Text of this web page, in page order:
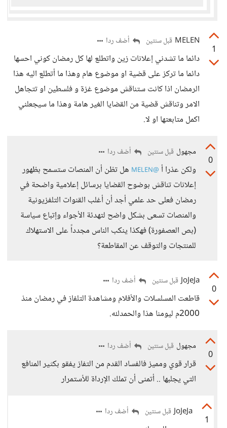
1
MELEN قبل سنتين أضف ردا
دائما ما تشدني إعلانات زين واتطلع لها كل رمضان كوني احسها
دائما ما تركز على قضية او موضوع هام وهذا ما أتطلع اليه هذا
الرمضان اذا كانت ستناقش موضوع غزة و فلسطين او تتجاهل
الامر وتناقش قضية من القضايا الغير هامة وهذا ما سيجعلني
اكمل متابعتها او لا.
0
مجهول قبل سنتين أضف ردا
ولكن عذرا أ @MELEN
هل تظن أن المنصات ستسمح بظهور
إعلانات تناقش بوضوح القضايا برسائل إعلامية واضحة في
رمضان فعلى حد علمي أجد أن أغلب القنوات التلفزيونية
والمنصات تسعى بشكل واضح لتهدئة الأجواء وإتباع سياسة
(بص العصفورة) فهكذا ينكب الناس مجدداً على الاستهلاك
للمنتجات والتوقف عن المقاطعة؟
0
JoJeJa قبل سنتين أضف ردا
قاطعت المسلسلات والأفلام ومشاهدة التلفاز في رمضان منذ
2000م ليومنا هذا والحمدلله.
0
مجهول قبل سنتين أضف ردا
قرار قوي ومميز فالفساد القدم من التفاز يفقو بكثير المنافع
التي يجلبها .. أتمنى أن تملك الإرداة للأستمرار
1
JoJeJa قبل سنتين أضف ردا